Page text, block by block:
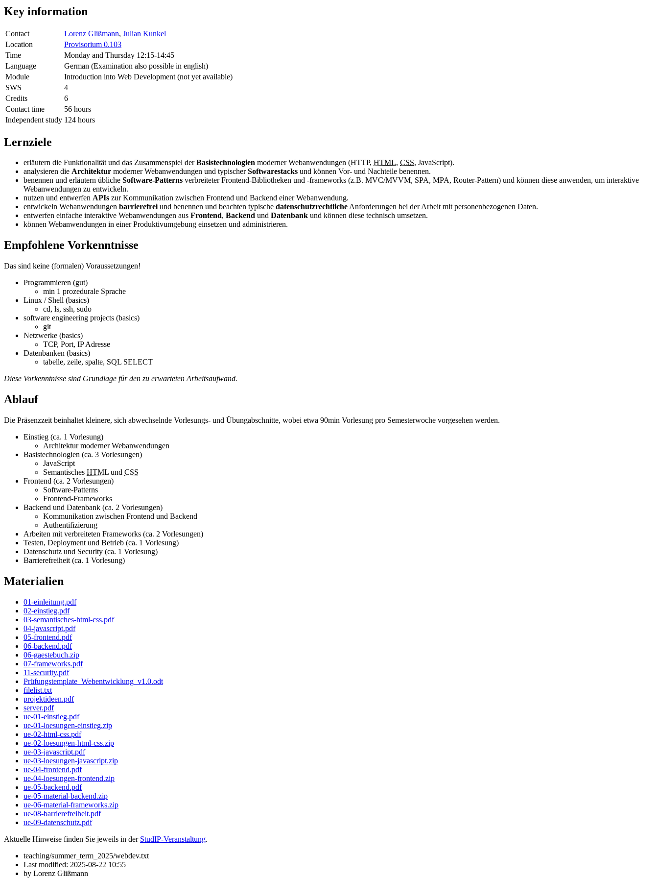
Key information
Contact Lorenz Glißmann, Julian Kunkel
Location
Provisorium 0.103
Time
Monday and Thursday 12:15-14:45
Language
German (Examination also possible in english)
Module
Introduction into Web Development (not yet available)
SWS
4
Credits
6
Contact time
56 hours
Independent study 124 hours
Lernziele
erläutern die Funktionalität und das Zusammenspiel derBasistechnologien moderner Webanwendungen (HTTP, HTML, CSS, JavaScript).
analysieren die Architektur moderner Webanwendungen und typischerSoftwarestacks und können Vor- und Nachteile benennen.
benennen und erläutern übliche Software-Patterns verbreiteter Frontend-Bibliotheken und -frameworks (z.B. MVC/MVVM, SPA, MPA, Router-Pattern) und können diese anwenden, um interaktive
Webanwendungen zu entwickeln.
nutzen und entwerfen APIs zur Kommunikation zwischen Frontend und Backend einer Webanwendung.
entwickeln Webanwendungen barrierefreiund benennen und beachten typische datenschutzrechtlicheAnforderungen bei der Arbeit mit personenbezogenen Daten.
entwerfen einfache interaktive Webanwendungen aus Frontend, Backend und Datenbank und können diese technisch umsetzen.
können Webanwendungen in einer Produktivumgebung einsetzen und administrieren.
Empfohlene Vorkenntnisse
Das sind keine (formalen) Voraussetzungen!
Programmieren (gut)
min 1 prozedurale Sprache
Linux / Shell (basics)
cd, ls, ssh, sudo
software engineering projects (basics)
git
Netzwerke (basics)
TCP, Port, IP Adresse
Datenbanken (basics)
tabelle, zeile, spalte, SQL SELECT
Diese Vorkenntnisse sind Grundlage für den zu erwarteten Arbeitsaufwand.
Ablauf
Die Präsenzzeit beinhaltet kleinere, sich abwechselnde Vorlesungs- und Übungabschnitte, wobei etwa 90min Vorlesung pro Semesterwoche vorgesehen werden.
Einstieg (ca. 1 Vorlesung)
Architektur moderner Webanwendungen
Basistechnologien (ca. 3 Vorlesungen)
JavaScript
Semantisches HTML und CSS
Frontend (ca. 2 Vorlesungen)
Software-Patterns
Frontend-Frameworks
Backend und Datenbank (ca. 2 Vorlesungen)
Kommunikation zwischen Frontend und Backend
Authentifizierung
Arbeiten mit verbreiteten Frameworks (ca. 2 Vorlesungen)
Testen, Deployment und Betrieb (ca. 1 Vorlesung)
Datenschutz und Security (ca. 1 Vorlesung)
Barrierefreiheit (ca. 1 Vorlesung)
Materialien
01-einleitung.pdf
02-einstieg.pdf
03-semantisches-html-css.pdf
04-javascript.pdf
05-frontend.pdf
06-backend.pdf
06-gaestebuch.zip
07-frameworks.pdf
11-security.pdf
Prüfungstemplate_Webentwicklung_v1.0.odt
filelist.txt
projektideen.pdf
server.pdf
ue-01-einstieg.pdf
ue-01-loesungen-einstieg.zip
ue-02-html-css.pdf
ue-02-loesungen-html-css.zip
ue-03-javascript.pdf
ue-03-loesungen-javascript.zip
ue-04-frontend.pdf
ue-04-loesungen-frontend.zip
ue-05-backend.pdf
ue-05-material-backend.zip
ue-06-material-frameworks.zip
ue-08-barrierefreiheit.pdf
ue-09-datenschutz.pdf
Aktuelle Hinweise finden Sie jeweils in der StudIP-Veranstaltung.
teaching/summer_term_2025/webdev.txt
Last modified: 2025-08-22 10:55
by Lorenz Glißmann